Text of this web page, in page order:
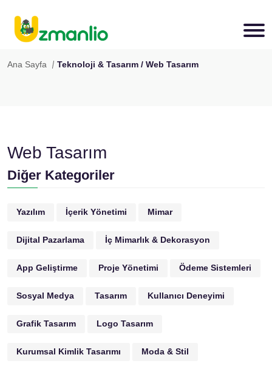
Ana Sayfa Teknoloji & Tasarım / Web Tasarım
Web Tasarım
Diğer Kategoriler
Yazılım İçerik Yönetimi Mimar
Dijital Pazarlama İç Mimarlık & Dekorasyon
App Geliştirme Proje Yönetimi Ödeme Sistemleri
Sosyal Medya Tasarım Kullanıcı Deneyimi
Grafik Tasarım Logo Tasarım
Kurumsal Kimlik Tasarımı Moda & Stil